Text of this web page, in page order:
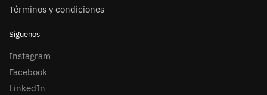
Términos y condiciones
Síguenos
Instagram
Facebook
LinkedIn